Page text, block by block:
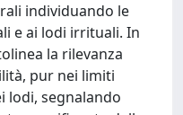
individuando le
e ai lodi irrituali. In
la rilevanza
pur nei limiti
lodi, segnalando